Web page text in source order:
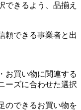
できるよう、品揃え
頼できる事業者と出
お買い物に関連する
ーズに合わせた選択
のできるお買い物を